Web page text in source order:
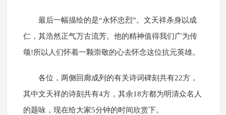
最后一幅描绘的是“永怀忠烈”。文天祥杀身以成
仁，其浩然正气万古流芳。他的精神值得我们广为传
颂!所以人们怀着一颗崇敬的心去怀念这位抗元英雄。
各位，两侧回廊成列的有关诗词碑刻共有22方，
其中文天祥的诗刻共有4方，其余18方都为明清众名人
的题咏，现在给大家5分钟的时间欣赏下。